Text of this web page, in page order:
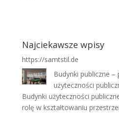
Najciekawsze wpisy
https://samtstil.de
Budynki publiczne
użyteczności
Budynki użyteczności
rolę w kształtowaniu